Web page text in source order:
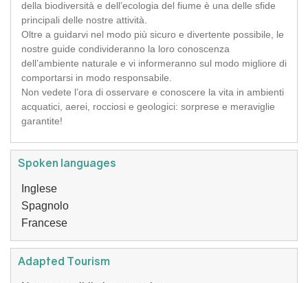
della biodiversità e dell’ecologia del fiume è una delle sfide
principali delle nostre attività.
Oltre a guidarvi nel modo più sicuro e divertente possibile, le
nostre guide condivideranno la loro conoscenza
dell’ambiente naturale e vi informeranno sul modo migliore di
comportarsi in modo responsabile.
Non vedete l’ora di osservare e conoscere la vita in ambienti
acquatici, aerei, rocciosi e geologici: sorprese e meraviglie
garantite!
Spoken languages
Inglese
Spagnolo
Francese
Adapted Tourism